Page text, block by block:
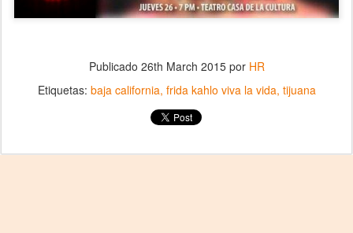
Publicado 26th March 2015por HR
Etiquetas: baja california frida kahlo viva la vida tijuana